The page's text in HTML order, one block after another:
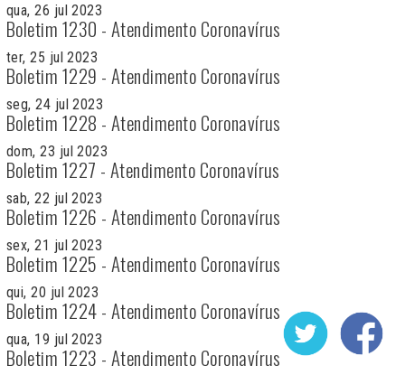
qua, 26 jul 2023
Boletim 1230 - Atendimento Coronavírus
ter, 25 jul 2023
Boletim 1229 - Atendimento Coronavírus
seg, 24 jul 2023
Boletim 1228 - Atendimento Coronavírus
dom, 23 jul 2023
Boletim 1227 - Atendimento Coronavírus
sab, 22 jul 2023
Boletim 1226 - Atendimento Coronavírus
sex, 21 jul 2023
Boletim 1225 - Atendimento Coronavírus
qui, 20 jul 2023
Boletim 1224 - Atendimento Coronavírus
qua, 19 jul 2023
Boletim 1223 - Atendimento Coronavírus